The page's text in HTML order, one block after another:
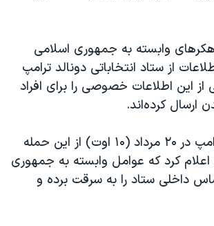
۹۸
جایزه نوبل صلح
آمریکا «سی‌پک»
به چین
وابسته به جمهوری اسلامی
از ستاد انتخاباتی دونالد ترامپ
این اطلاعات خصوصی را برای افراد
ارسال کرده‌اند.
ستاد انتخاباتی ترامپ در ۲۰ مرداد (۱۰ اوت) از این حمله
کرد که عوامل وابسته به جمهوری
داخلی ستاد را به سرقت برده و